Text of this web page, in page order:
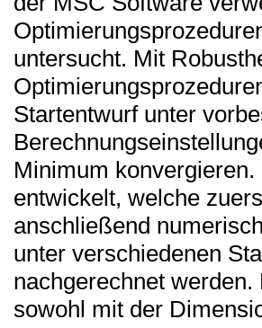
untersucht. Mit
Startentwurf unter
Minimum
entwickelt, welche
anschließend
unter verschiedenen
nachgerechnet
sowohl mit der